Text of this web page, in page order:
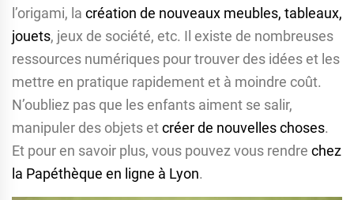
l’origami, la création de nouveaux meubles, tableaux,
jouets, jeux de société, etc. Il existe de nombreuses
ressources numériques pour trouver des idées et les
mettre en pratique rapidement et à moindre coût.
N’oubliez pas que les enfants aiment se salir,
manipuler des objets etcréer de nouvelles choses.
Et pour en savoir plus, vous pouvez vous rendre chez
la Papéthèque en ligne à Lyon.